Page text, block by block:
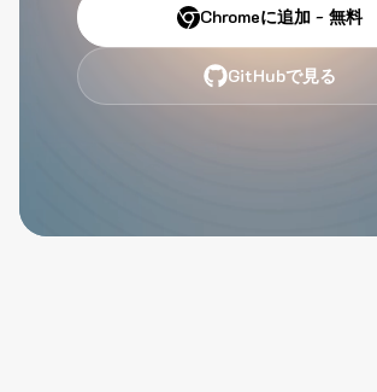
Chromeに追加 - 無料
GitHubで見る